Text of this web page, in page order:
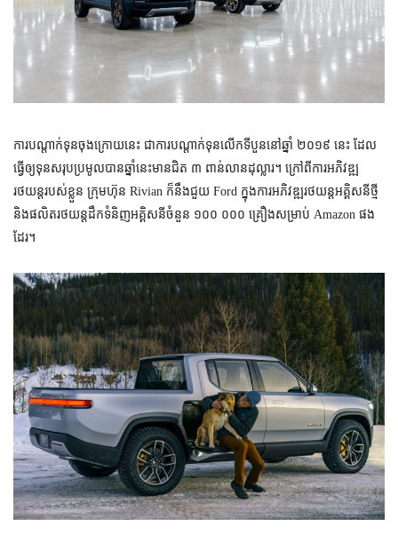
ការ​បណ្ដាក់​ទុន​ចុង​ក្រោយ​នេះ ជា​ការ​បណ្ដាក់​ទុន​លើក​ទី​បួន​នៅ​ឆ្នាំ ២០១៩ នេះ ដែល​
ធ្វើ​ឲ្យ​ទុន​សរុប​ប្រមូល​បាន​ឆ្នាំ​នេះ​មាន​ជិត ៣ ពាន់​លាន​ដុល្លារ។ ក្រៅ​ពី​ការ​អភិវឌ្ឍ​
រថយន្ត​​របស់​ខ្លួន ក្រុមហ៊ុន Rivian ក៏​នឹង​ជួយ Ford ក្នុង​ការ​​អភិវឌ្ឍ​រថយន្ត​​អគ្គិសនី​ថ្មី
និង​ផលិត​រថយន្ត​ដឹក​ទំនិញ​អគ្គិសនី​ចំនួន ១០០ ០០០ គ្រឿង​សម្រាប់ Amazon ផង​
ដែរ។